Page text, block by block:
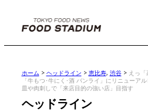
ホーム > ヘッドライン > 恵比寿, 渋谷> えっ
「牛もつ･牛にく･酒 バンライ」にリニューア
皿や肉刺しで「来店目的の強い店」目指す
ヘッドライン